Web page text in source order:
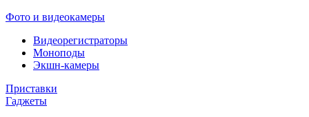
Фото и видеокамеры
Видеорегистраторы
Моноподы
Экшн-камеры
Приставки
Гаджеты